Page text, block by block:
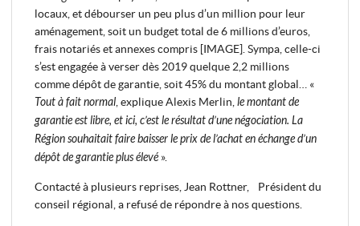
locaux, et débourser un peu plus d’un million pour leur
aménagement, soit un budget total de 6 millions d’euros,
frais notariés et annexes compris [IMAGE]. Sympa, celle-ci
s’est engagée à verser dès 2019 quelque 2,2 millions
comme dépôt de garantie, soit 45% du montant global… «
Tout à fait normal , explique Alexis Merlin, le montant de
garantie est libre, et ici, c’est le résultat d’une négociation. La
Région souhaitait faire baisser le prix de l’achat en échange d’un
dépôt de garantie plus élevé ».
Contacté à plusieurs reprises, Jean Rottner, Président du
conseil régional, a refusé de répondre à nos questions.